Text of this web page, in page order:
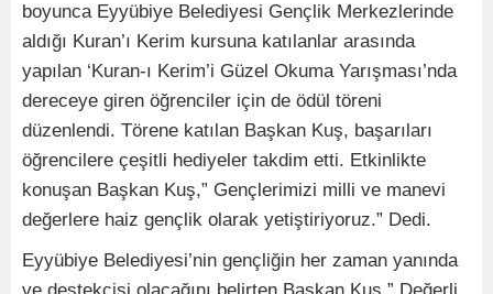
boyunca Eyyübiye Belediyesi Gençlik Merkezlerinde
aldığı Kuran’ı Kerim kursuna katılanlar arasında
yapılan ‘Kuran-ı Kerim’i Güzel Okuma Yarışması’nda
dereceye giren öğrenciler için de ödül töreni
düzenlendi. Törene katılan Başkan Kuş, başarıları
öğrencilere çeşitli hediyeler takdim etti. Etkinlikte
konuşan Başkan Kuş,” Gençlerimizi milli ve manevi
değerlere haiz gençlik olarak yetiştiriyoruz.” Dedi.
Eyyübiye Belediyesi’nin gençliğin her zaman yanında